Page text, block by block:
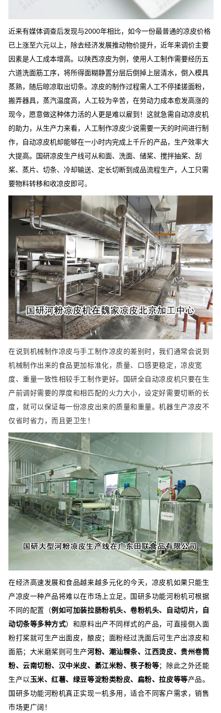
近来有媒体调查后发现与2000年相比，如今一份最普通的凉皮价格
已上涨至六元以上，除去经济发展推动物价提升，近年来调价主要
因素是人工成本增高。以陕西凉皮为例，使用人工制作需要经历五
六道洗面筋工序，将所得面糊静置分层后倒掉上层清水，倒入模具
蒸熟，随后晾凉取出切条。凉皮的制作过程需人工不停揉搓面粉，
搬弄器具，蒸汽温度高，人工较为辛苦，在劳动力成本愈发高涨的
现今，愿意做这种体力活的人更是难以雇到！这就急需自动凉皮机
的助力，从生产力来看，人工制作凉皮少说需要一天的时间进行制
作，自动凉皮机却能够在一小时内完成上千斤的产品，生产效率大
大提高。国研凉皮生产线可从和面、洗面、储桨、搅拌抽桨、刮
桨、蒸片、切条、冷却输送、定长切断到成品流程生产，人工只需
要物料转移和收凉皮即可。
在说到机械制作凉皮与手工制作凉皮的差别时，我们通常会说到
机械制作出来的食品更加标准化，质量、口感更稳定，凉皮宽
度、重量一致性相较手工制作更好。国研全自动凉皮机只要在生
产前调好需要的厚度和相匹配的火力大小，设定好需要切断的长
度，就可以保证每一份凉皮出来的质量和重量。机器生产凉皮不
仅省时省力，而且更卫生！
在经济高速发展和食品越来越多元化的今天，凉皮机如果只能生
产凉皮一种产品将难以在市场上立足。国研多功能河粉机可根据
不同的配置（例如可加装拉肠粉机头、卷粉机头、自动切片，自
动切条等多种方式）和原料出产不同样式的产品，可直接倒入面
粉打桨就可生产出面皮，酿皮；面粉经过洗面后可生产出凉皮和
面筋；大米磨桨则可生产河粉、潮汕粿条、江西烫皮、贵州卷筒
粉、云南切粉、汉中米皮、綦江米粉、筷子粉等；除此之外还能
生产以 玉米、红薯、绿豆等淀粉类粉皮、扁粉、拉皮等等产品。
国研多功能河粉机真正实现一机多用，适合不同客户需求，销售
市场更广阔！